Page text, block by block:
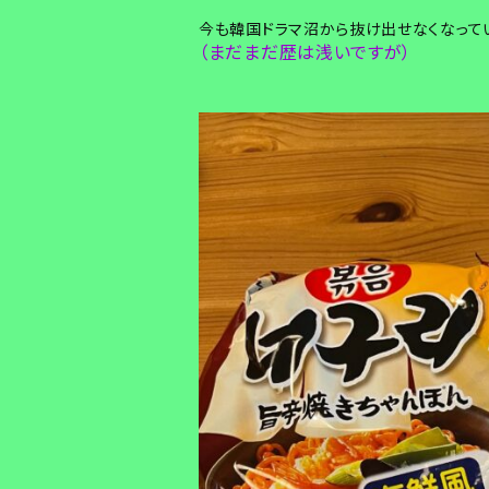
今も韓国ドラマ沼から抜け出せなくなって
（まだまだ歴は浅いですが）